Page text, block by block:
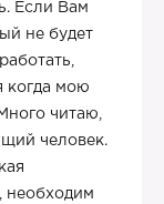
Если Вам
не будет
когда мою
читаю,
человек.
необходим